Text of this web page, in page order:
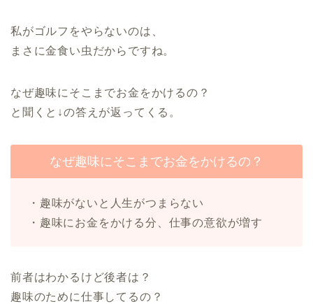
私がゴルフをやらないのは、
まさに金食い虫だからですね。
なぜ趣味にそこまでお金をかけるの？
と聞くと↓の答えが返ってくる。
なぜ趣味にそこまでお金をかけるの？
・趣味がないと人生がつまらない
・趣味にお金をかける分、仕事の意欲が増す
前者はわかるけど後者は？
趣味のために仕事してるの？